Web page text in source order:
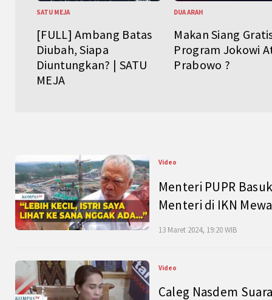
SATU MEJA
[FULL] Ambang Batas
Diubah, Siapa
Diuntungkan? | SATU
MEJA
DUA ARAH
Makan Siang
Program Jokowi
Prabowo ?
Video
Menteri PUPR
Menteri di IKN
13 Maret 2024, 19:20 WIB
Video
Caleg Nasdem